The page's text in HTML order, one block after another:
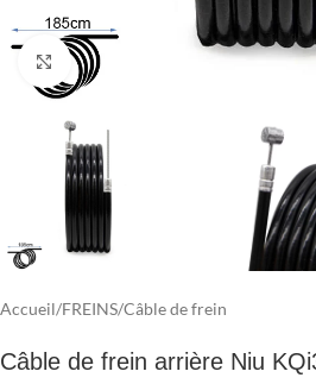
Click to enlarge
Accueil/FREINS/Câble de frein
Câble de frein arrière Niu